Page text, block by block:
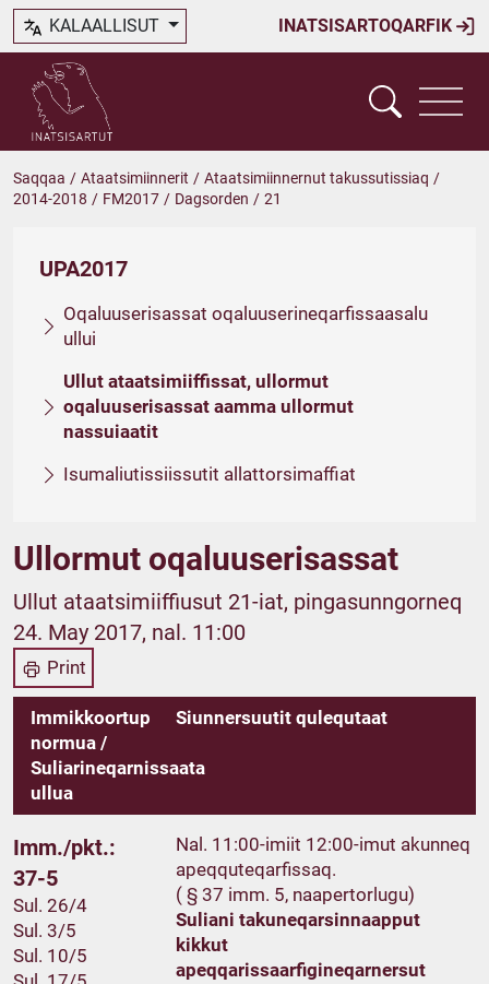
INATSISARTOQARFIK
KALAALLISUT
Saqqaa / Ataatsimiinnerit / Ataatsimiinnernut takussutissiaq /
2014-2018 / FM2017 / Dagsorden / 21
UPA2017
Oqaluuserisassat oqaluuserineqarfissaasalu
ullui
Ullut ataatsimiiffissat, ullormut
oqaluuserisassat aamma ullormut
nassuiaatit
Isumaliutissiissutit allattorsimaffiat
Ullormut oqaluuserisassat
Ullut ataatsimiiffiusut 21-iat, pingasunngorneq
24. May 2017, nal. 11:00
Print
Immikkoortup
normua /
Suliarineqarnissaata
ullua
Siunnersuutit qulequtaat
Imm./pkt.:
37-5
Sul. 26/4
Sul. 3/5
Sul. 10/5
Nal. 11:00-imiit 12:00-imut akunneq
apeqquteqarfissaq.
( § 37 imm. 5, naapertorlugu)
Suliani takuneqarsinnaapput
kikkut
apeqqarissaarfigineqarnersut